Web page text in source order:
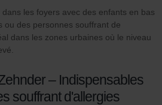
les foyers avec des enfants en bas
ou des personnes souffrant de
dans les zones urbaines où le niveau
– Indispensables
souffrant d'allergies